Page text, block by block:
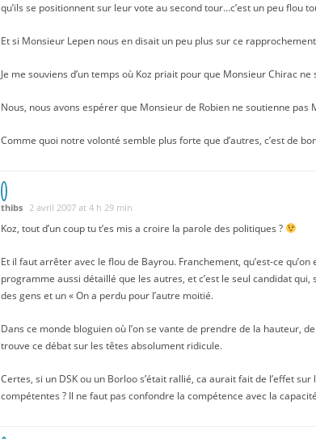
qu’ils se positionnent sur leur vote au second tour…c’est un peu flou
Et si Monsieur Lepen nous en disait un peu plus sur ce
Je me souviens d’un temps où Koz priait pour que Monsieur Chirac
Nous, nous avons espérer que Monsieur de Robien ne soutienne
Comme quoi notre volonté semble plus forte que d’autres, c’est de
thibs 2 avril 2007 at 4 h 29 min
Koz, tout d’un coup tu t’es mis a croire la parole des politiques ?
Et il faut arrêter avec le flou de Bayrou. Franchement, qu’est-ce
programme aussi détaillé que les autres, et c’est le seul candidat
des gens et un « On a perdu pour l’autre moitié.
Dans ce monde bloguien où l’on se vante de prendre de la hauteur,
trouve ce débat sur les têtes absolument ridicule.
Certes, si un DSK ou un Borloo s’était rallié, ca aurait fait de l’effet
compétentes ? Il ne faut pas confondre la compétence avec la